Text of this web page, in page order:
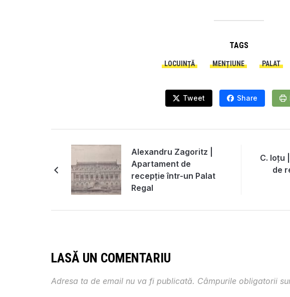
TAGS
LOCUINȚĂ MENȚIUNE PALAT
Tweet Share
Alexandru Zagoritz |
Apartament de
recepție într-un Palat
Regal
C. Ioțu
de
LASĂ UN COMENTARIU
Adresa ta de email nu va fi publicată. Câmpurile obligatorii